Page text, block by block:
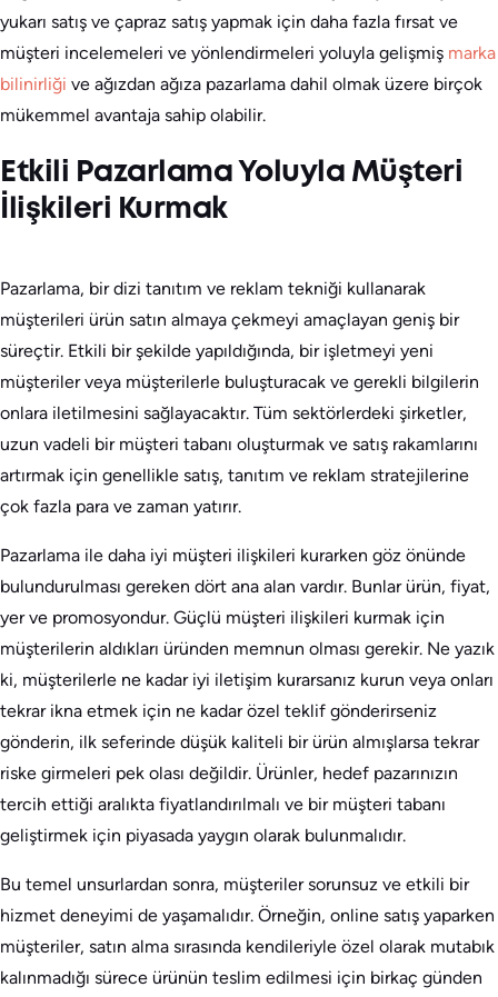
yukarı satış ve çapraz satış yapmak için daha fazla fırsat ve
müşteri incelemeleri ve yönlendirmeleri yoluyla gelişmiş marka
bilinirliği ve ağızdan ağıza pazarlama dahil olmak üzere birçok
mükemmel avantaja sahip olabilir.
Etkili Pazarlama Yoluyla Müşteri
İlişkileri Kurmak
Pazarlama, bir dizi tanıtım ve reklam tekniği kullanarak
müşterileri ürün satın almaya çekmeyi amaçlayan geniş bir
süreçtir. Etkili bir şekilde yapıldığında, bir işletmeyi yeni
müşteriler veya müşterilerle buluşturacak ve gerekli bilgilerin
onlara iletilmesini sağlayacaktır. Tüm sektörlerdeki şirketler,
uzun vadeli bir müşteri tabanı oluşturmak ve satış rakamlarını
artırmak için genellikle satış, tanıtım ve reklam stratejilerine
çok fazla para ve zaman yatırır.
Pazarlama ile daha iyi müşteri ilişkileri kurarken göz önünde
bulundurulması gereken dört ana alan vardır. Bunlar ürün, fiyat,
yer ve promosyondur. Güçlü müşteri ilişkileri kurmak için
müşterilerin aldıkları üründen memnun olması gerekir. Ne yazık
ki, müşterilerle ne kadar iyi iletişim kurarsanız kurun veya onları
tekrar ikna etmek için ne kadar özel teklif gönderirseniz
gönderin, ilk seferinde düşük kaliteli bir ürün almışlarsa tekrar
riske girmeleri pek olası değildir. Ürünler, hedef pazarınızın
tercih ettiği aralıkta fiyatlandırılmalı ve bir müşteri tabanı
geliştirmek için piyasada yaygın olarak bulunmalıdır.
Bu temel unsurlardan sonra, müşteriler sorunsuz ve etkili bir
hizmet deneyimi de yaşamalıdır. Örneğin, online satış yaparken
müşteriler, satın alma sırasında kendileriyle özel olarak mutabık
kalınmadığı sürece ürünün teslim edilmesi için birkaç günden